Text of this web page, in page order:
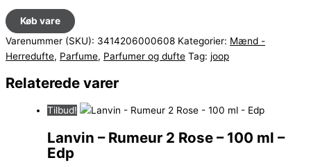
oprindelige
pris
var:
kr. 615.
pris
er:
kr. 249.
Køb vare
Varenummer (SKU): 3414206000608 Kategorier: Mænd -
Herredufte, Parfume, Parfumer og dufte Tag: joop
Relaterede varer
Tilbud!
Lanvin – Rumeur 2 Rose – 100 ml –
Edp